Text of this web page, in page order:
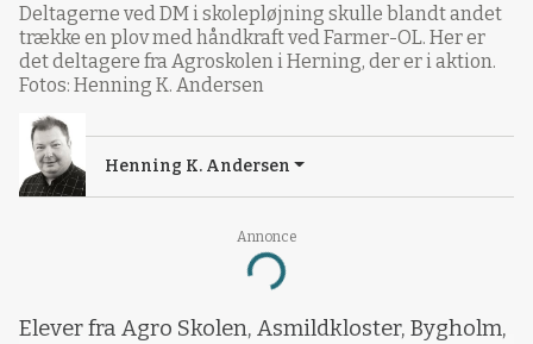
Annonce
Loading...
Deltagerne ved DM i skolepløjning skulle blandt andet
trække en plov med håndkraft ved Farmer-OL. Her er
det deltagere fra Agroskolen i Herning, der er i aktion.
Fotos: Henning K. Andersen
Henning K. Andersen
Elever fra Agro Skolen, Asmildkloster, Bygholm,